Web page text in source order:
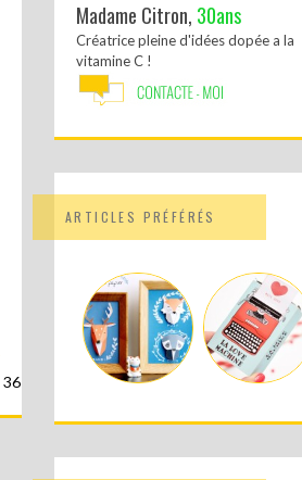
36
Madame Citron, 30ans
Créatrice pleine d'idées dopée a la
vitamine C !
ARTICLES PRÉFÉRÉS